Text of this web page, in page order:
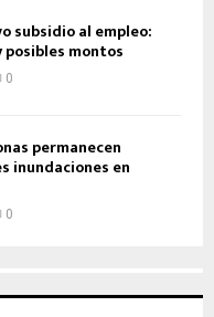
subsidio al empleo:
montos
0
permanecen
inundaciones en
0